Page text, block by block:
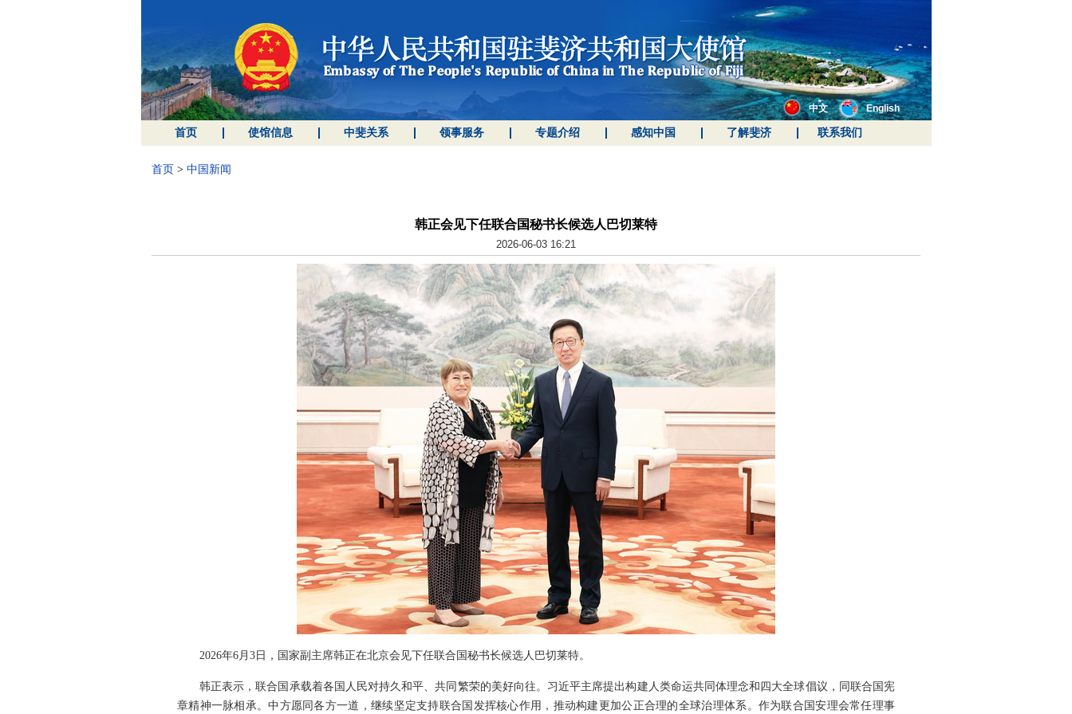
中文 English
首页 使馆信息 中斐关系 领事服务 专题介绍 感知中国 了解斐济 联系我们
首页 > 中国新闻
韩正会见下任联合国秘书长候选人巴切莱特
2026-06-03 16:21
2026年6月3日，国家副主席韩正在北京会见下任联合国秘书长候选人巴切莱特。
韩正表示，联合国承载着各国人民对持久和平、共同繁荣的美好向往。习近平主席提出构建人类命运共同体理念和四大全球倡议，同联合国宪
章精神一脉相承。中方愿同各方一道，继续坚定支持联合国发挥核心作用，推动构建更加公正合理的全球治理体系。作为联合国安理会常任理事